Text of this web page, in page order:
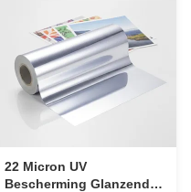
22 Micron UV
Bescherming Glanzende